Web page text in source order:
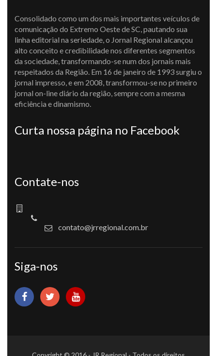
Consolidado como um dos mais importantes veículos de
comunicação do Extremo Oeste de SC, pautando sua
linha editorial na seriedade, o Jornal Regional alcançou
alto conceito e credibilidade nos diferentes segmentos
da sociedade, transformando-se num dos jornais mais
respeitados da Região. Em 16 de janeiro de 1993 surgiu o
jornal impresso, e em 2008, transformou-se no primeiro
jornal on-line diário da região, sempre com a mesma
eficiência e dinamismo.
Curta nossa página no Facebook
Contate-nos
contato@jrregional.com.br
Siga-nos